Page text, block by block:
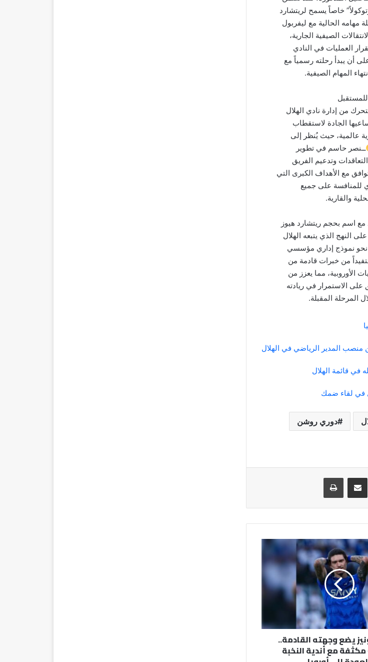
خاصاً يسمح لريتشارد
مهامه الحالية مع ليفربول
الصيفية الجارية،
العمليات في النادي
أن يبدأ رحلته رسمياً مع
المهام الصيفية.
للمستقبل
من إدارة نادي الهلال
الجادة لاستقطاب
عالمية، حيث يُنظر إلى
ــنصر حاسم في تطوير
وتدعيم الفريق
مع الأهداف الكبرى التي
للمنافسة على جميع
والقارية.
مع اسم بحجم ريتشارد هيوز
النهج الذي يتبعه الهلال
نموذج إداري مؤسسي
من خبرات قادمة من
الأوروبية، مما يعزز من
على الاستمرار في ريادته
المرحلة المقبلة.
في قائمة الهلال
في لقاء ضمك
دوري روشن
مشاركة عبر البريد طباعة
يضع وجهته القادمة..
مع أندية النخبة